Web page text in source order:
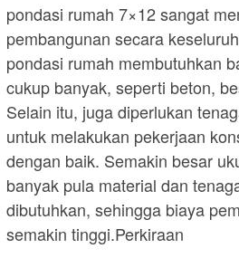
pondasi rumah 7×12 sangat
pembangunan secara
pondasi rumah membutuhkan
cukup banyak, seperti beton,
Selain itu, juga diperlukan
untuk melakukan pekerjaan
dengan baik. Semakin besar
banyak pula material dan
dibutuhkan, sehingga biaya
semakin tinggi.Perkiraan